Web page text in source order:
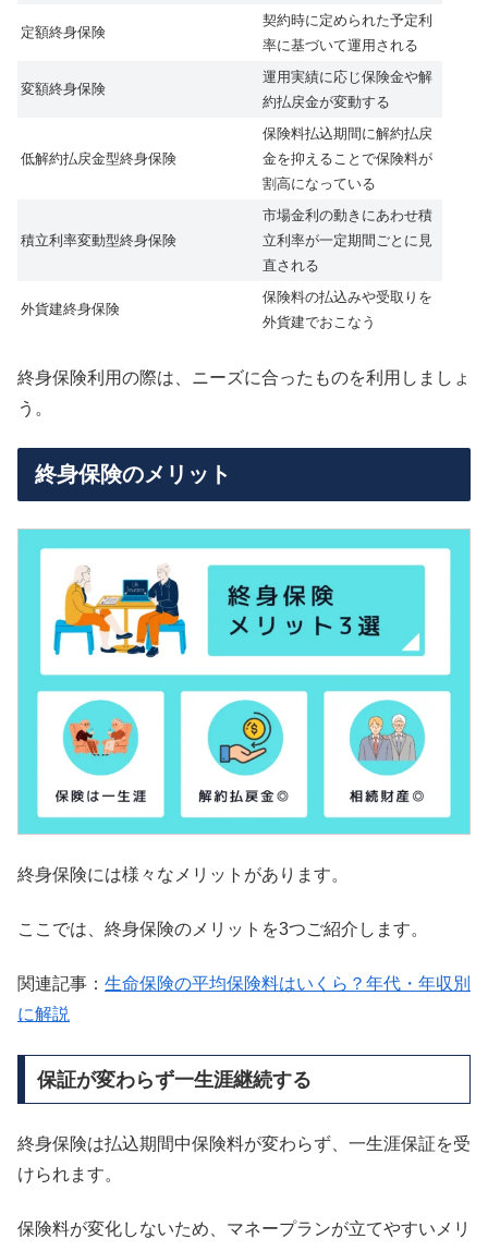
定額終身保険
契約時に定められた予定利
率に基づいて運用される
変額終身保険
運用実績に応じ保険金や解
約払戻金が変動する
低解約払戻金型終身保険
保険料払込期間に解約払戻
金を抑えることで保険料が
割高になっている
積立利率変動型終身保険
市場金利の動きにあわせ積
立利率が一定期間ごとに見
直される
外貨建終身保険
保険料の払込みや受取りを
外貨建でおこなう
終身保険利用の際は、ニーズに合ったものを利用しましょ
う。
終身保険のメリット
終身保険には様々なメリットがあります。
ここでは、終身保険のメリットを3つご紹介します。
関連記事： 生命保険の平均保険料はいくら？年代・年収別
に解説
保証が変わらず一生涯継続する
終身保険は払込期間中保険料が変わらず、一生涯保証を受
けられます。
保険料が変化しないため、マネープランが立てやすいメリ